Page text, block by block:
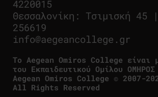
4220015
Θεσσαλονίκη : Τσιμισκή 45 |
256619
info@aegeancollege.gr
Tο Aegean Omiros College είναι
του Εκπαιδευτικού Ομίλου ΟΜΗΡΟΣ
Aegean Omiros College © 2007-
All Rights Reserved